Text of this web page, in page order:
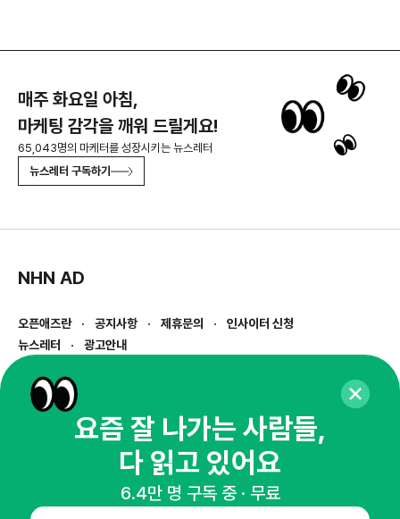
매주 화요일 아침,
마케팅 감각을 깨워 드릴게요!
65,043명의 마케터를 성장시키는 뉴스레터
뉴스레터 구독하기
NHN AD
오픈애즈란 공지사항 제휴문의
인사이터 신청
뉴스레터
광고안내
경기도 성남시 분당구 대왕판교로645번길 16
사업자등록번호 : 144-81-27690(
통신판매업신고번호 : 2014-경기성남-1023
호스팅서비스사업자 : 오픈애즈
1800-2198
openads@openads.co.kr
요즘 잘 나가는 사람들,
다 읽고 있어요
6.4만 명 구독 중 · 무료